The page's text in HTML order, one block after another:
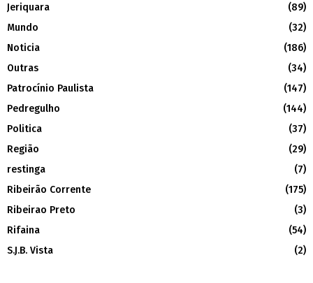
Jeriquara
(89)
Mundo
(32)
Noticia
(186)
Outras
(34)
Patrocínio Paulista
(147)
Pedregulho
(144)
Politica
(37)
Região
(29)
restinga
(7)
Ribeirão Corrente
(175)
Ribeirao Preto
(3)
Rifaina
(54)
S.J.B. Vista
(2)